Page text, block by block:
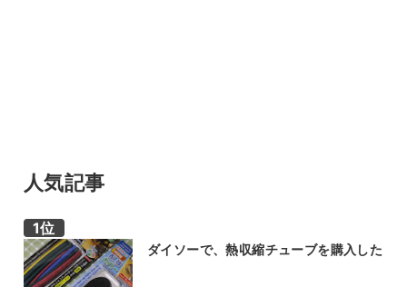
人気記事
ダイソーで、熱収縮チューブを購入した